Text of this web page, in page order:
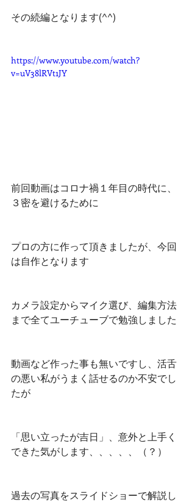
その続編となります(^^)
https://www.youtube.com/watch?
v=uV38lRVt1JY
前回動画はコロナ禍１年目の時代に、
３密を避けるために
プロの方に作って頂きましたが、今回
は自作となります
カメラ設定からマイク選び、編集方法
まで全てユーチューブで勉強しました
動画など作った事も無いですし、活舌
の悪い私がうまく話せるのか不安でし
たが
「思い立ったが吉日」、意外と上手く
できた気がします、、、、、（？）
過去の写真をスライドショーで解説し